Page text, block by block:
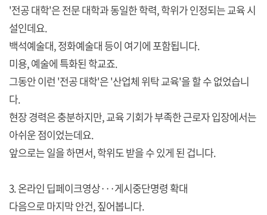
'전공 대학'은 전문 대학과 동일한 학력, 학위가 인정되는 교육 시
설인데요.
백석예술대, 정화예술대 등이 여기에 포함됩니다.
미용, 예술에 특화된 학교죠.
그동안 이런 '전공 대학'은 '산업체 위탁 교육'을 할 수 없었습니
다.
현장 경력은 충분하지만, 교육 기회가 부족한 근로자 입장에서는
아쉬운 점이었는데요.
앞으로는 일을 하면서, 학위도 받을 수 있게 된 겁니다.
3. 온라인 딥페이크영상···게시중단명령 확대
다음으로 마지막 안건, 짚어봅니다.